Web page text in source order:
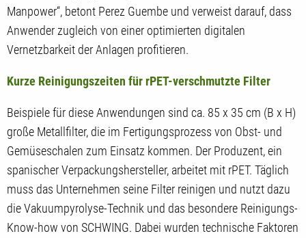
Manpower“, betont Perez Guembe und verweist darauf, dass
Anwender zugleich von einer optimierten digitalen
Vernetzbarkeit der Anlagen profitieren.
Kurze Reinigungszeiten für rPET-verschmutzte Filter
Beispiele für diese Anwendungen sind ca. 85 x 35 cm (B x H)
große Metallfilter, die im Fertigungsprozess von Obst- und
Gemüseschalen zum Einsatz kommen. Der Produzent, ein
spanischer Verpackungshersteller, arbeitet mit rPET. Täglich
muss das Unternehmen seine Filter reinigen und nutzt dazu
die Vakuumpyrolyse-Technik und das besondere Reinigungs-
Know-how von SCHWING. Dabei wurden technische Faktoren